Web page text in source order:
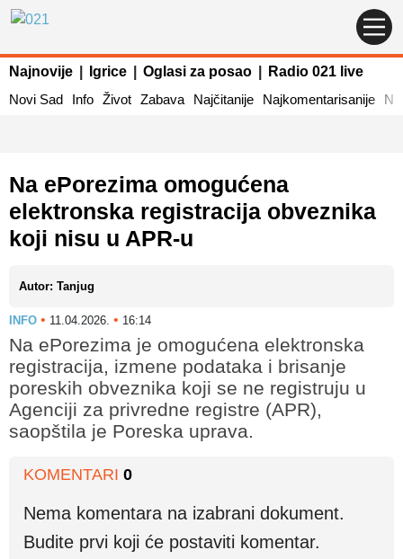
Najnovije Igrice Oglasi za posao
Radio 021 live
Novi Sad
Info Život Zabava Najčitanije Najkomentarisanije
Na ePorezima omogućena
elektronska registracija obveznika
koji nisu u APR-u
Autor: Tanjug
INFO • 11.04.2026. • 16:14
Na ePorezima je omogućena elektronska
registracija, izmene podataka i brisanje
poreskih obveznika koji se ne registruju u
Agenciji za privredne registre (APR),
saopštila je Poreska uprava.
KOMENTARI 0
Nema komentara na izabrani dokument.
Budite prvi koji će postaviti komentar.